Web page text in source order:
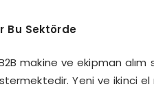
Bu Sektörde
makine ve ekipman
Yeni ve ikinci el